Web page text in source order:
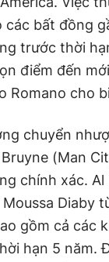
bất đồng
trước thời
điểm đến
Romano cho
chuyển
(Man
chính xác.
Diaby
gồm cả các
hạn 5 năm.